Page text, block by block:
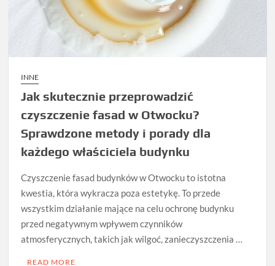
INNE
Jak skutecznie przeprowadzić
czyszczenie fasad w Otwocku?
Sprawdzone metody i porady dla
każdego właściciela budynku
Czyszczenie fasad budynków w Otwocku to istotna
kwestia, która wykracza poza estetykę. To przede
wszystkim działanie mające na celu ochronę budynku
przed negatywnym wpływem czynników
atmosferycznych, takich jak wilgoć, zanieczyszczenia …
READ MORE